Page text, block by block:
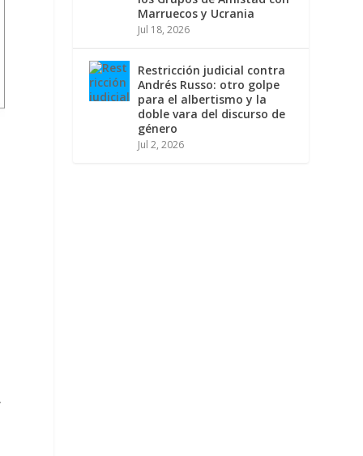
Marruecos y Ucrania
Jul 18, 2026
Restricción judicial contra
Andrés Russo: otro golpe
para el albertismo y la
doble vara del discurso de
género
Jul 2, 2026